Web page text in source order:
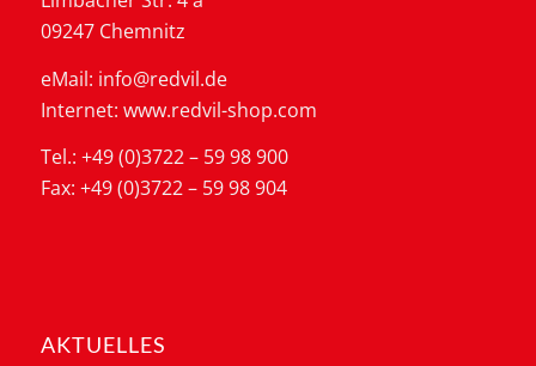
09247 Chemnitz
eMail: info@redvil.de
Internet: www.redvil-shop.com
Tel.: +49 (0)3722 – 59 98 900
Fax: +49 (0)3722 – 59 98 904
AKTUELLES